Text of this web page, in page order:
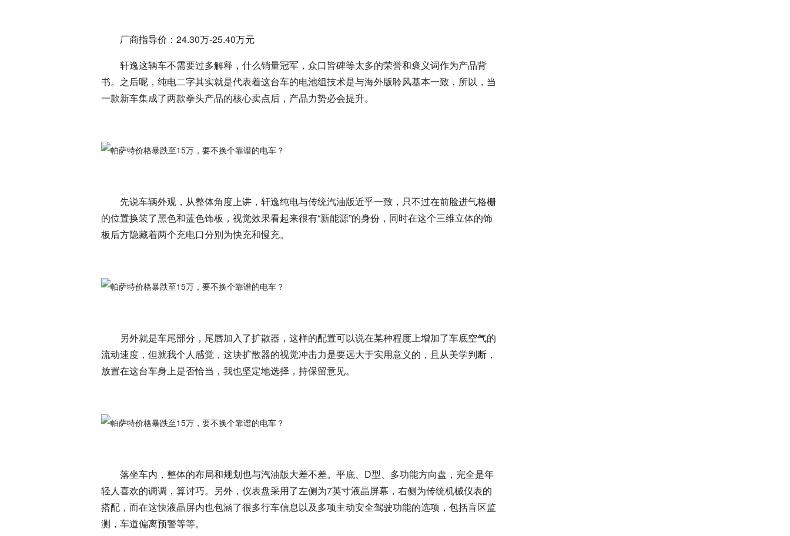
厂商指导价：24.30万-25.40万元
轩逸这辆车不需要过多解释，什么销量冠军，众口皆碑等太多的荣誉和褒义词作为产品背
书。之后呢，纯电二字其实就是代表着这台车的电池组技术是与海外版聆风基本一致，所以，当
一款新车集成了两款拳头产品的核心卖点后，产品力势必会提升。
先说车辆外观，从整体角度上讲，轩逸纯电与传统汽油版近乎一致，只不过在前脸进气格栅
的位置换装了黑色和蓝色饰板，视觉效果看起来很有“新能源”的身份，同时在这个三维立体的饰
板后方隐藏着两个充电口分别为快充和慢充。
另外就是车尾部分，尾唇加入了扩散器，这样的配置可以说在某种程度上增加了车底空气的
流动速度，但就我个人感觉，这块扩散器的视觉冲击力是要远大于实用意义的，且从美学判断，
放置在这台车身上是否恰当，我也坚定地选择，持保留意见。
落坐车内，整体的布局和规划也与汽油版大差不差。平底、D型、多功能方向盘，完全是年
轻人喜欢的调调，算讨巧。另外，仪表盘采用了左侧为7英寸液晶屏幕，右侧为传统机械仪表的
搭配，而在这快液晶屏内也包涵了很多行车信息以及多项主动安全驾驶功能的选项，包括盲区监
测，车道偏离预警等等。